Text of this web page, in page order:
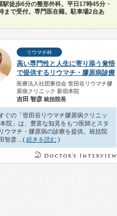
駅徒歩6分の整形外科。平日17時45分・
まで受付。専門医在籍。駐車場2台あ
リウマチ科
高い専門性と人生に寄り添う覚悟
で提供するリウマチ・膠原病診療
医療法人社団東信会 世田谷リウマチ膠
原病クリニック 新宿本院
吉田 智彦 統括院⻑
ぐの「世田谷リウマチ膠原病クリニッ
院」は、豊富な知見をもつ医師とスタ
ウマチ・膠原病の診療を提供。統括院
智彦…( 続きを読む )